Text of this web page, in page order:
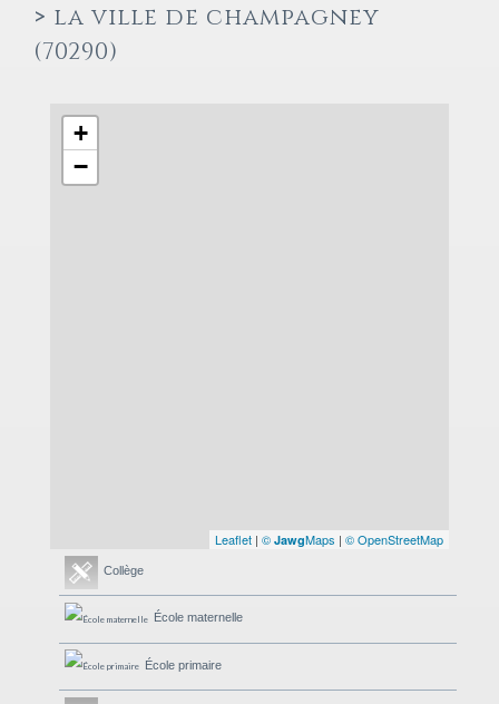
> la ville de champagney
(70290)
+
−
Leaflet | © JawgMaps | © OpenStreetMap
Collège
École maternelle
École primaire